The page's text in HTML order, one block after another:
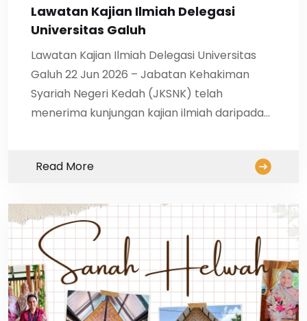
Lawatan Kajian Ilmiah Delegasi
Universitas Galuh
Lawatan Kajian Ilmiah Delegasi Universitas
Galuh 22 Jun 2026 – Jabatan Kehakiman
Syariah Negeri Kedah (JKSNK) telah
menerima kunjungan kajian ilmiah daripada…
Read More